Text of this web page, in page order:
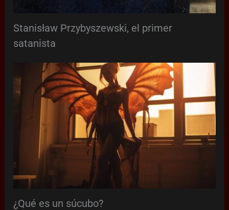
Stanisław Przybyszewski, el primer
satanista
¿Qué es un súcubo?